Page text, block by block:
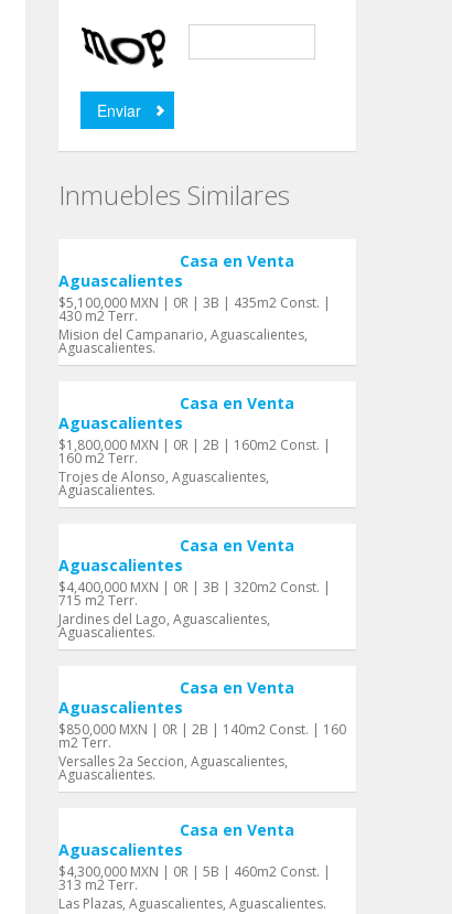
Inmuebles Similares
Casa en Venta
Aguascalientes
$5,100,000 MXN | 0R | 3B | 435m2 Const. |
430 m2 Terr.
Mision del Campanario, Aguascalientes,
Aguascalientes.
Casa en Venta
Aguascalientes
$1,800,000 MXN | 0R | 2B | 160m2 Const. |
160 m2 Terr.
Trojes de Alonso, Aguascalientes,
Aguascalientes.
Casa en Venta
Aguascalientes
$4,400,000 MXN | 0R | 3B | 320m2 Const. |
715 m2 Terr.
Jardines del Lago, Aguascalientes,
Aguascalientes.
Casa en Venta
Aguascalientes
$850,000 MXN | 0R | 2B | 140m2 Const. | 160
m2 Terr.
Versalles 2a Seccion, Aguascalientes,
Aguascalientes.
Casa en Venta
Aguascalientes
$4,300,000 MXN | 0R | 5B | 460m2 Const. |
313 m2 Terr.
Las Plazas, Aguascalientes, Aguascalientes.